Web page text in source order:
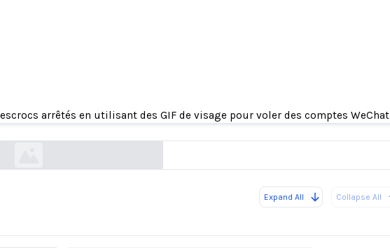
escrocs arrêtés en utilisant des GIF de visage pour voler des comptes WeChat
arrêtés en utilisant des GIF de visage pour voler des
comptes WeChat
Expand All Collapse All